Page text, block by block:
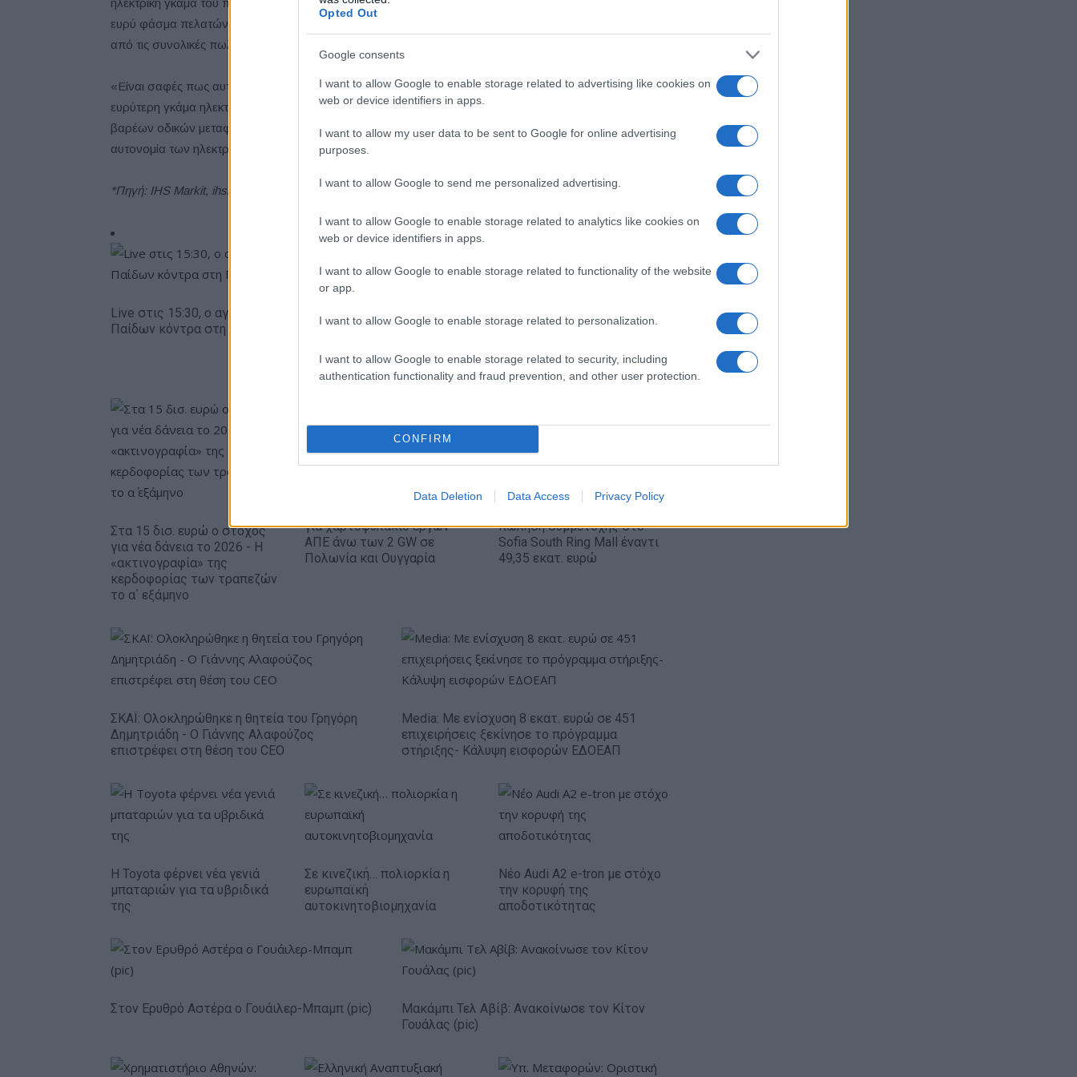
Opted Out
Google consents
I want to allow Google to enable storage related to advertising like cookies on
web or device identifiers in apps.
I want to allow my user data to be sent to Google for online advertising
purposes.
I want to allow Google to send me personalized advertising.
I want to allow Google to enable storage related to analytics like cookies on
web or device identifiers in apps.
I want to allow Google to enable storage related to functionality of the website
or app.
I want to allow Google to enable storage related to personalization.
I want to allow Google to enable storage related to security, including
authentication functionality and fraud prevention, and other user protection.
CONFIRM
Data Deletion Data Access Privacy Policy
ηλεκτρική γκάμα του παγκόσμιου κλάδου φορτηγών. Η εταιρεία έχει παραδώσει ηλεκτρικά οχήματα σε
ευρύ φάσμα πελατών στην Ευρώπη, τη Βόρεια Αμερική και την Αυστραλία. Στόχος της είναι οι μισές
από τις συνολικές πωλήσεις φορτηγών της να είναι ηλεκτρικά μέχρι το 2030.
«Είναι σαφές πως αυτοί οι αριθμοί δείχνουν ότι κάναμε πολύ καλή αρχή στις πωλήσεις. Με την
ευρύτερη γκάμα ηλεκτρικών φορτηγών, θα καταστεί δυνατή η ηλεκτροκίνηση σχεδόν των μισών
βαρέων οδικών μεταφορών. Αυτό το ποσοστό θα αυξηθεί ακόμα περισσότερο όσο θα αυξάνεται η
αυτονομία των ηλεκτρικών φορτηγών και η υποδομή φόρτισής τους», δήλωσε ο Roger Alm.
*Πηγή: IHS Markit, ihsmarkit.com. Ευρώπη, εκτός ΗΒ
Live στις 15:30, ο αγώνας της Εθνικής
Παίδων κόντρα στη Γεωργία
Ντουμπάι»
Στα 15 δισ. ευρώ ο στόχος
για νέα δάνεια το 2026 - Η
«ακτινογραφία» της
κερδοφορίας των τραπεζών
το α΄ εξάμηνο
για χαρτοφυλάκιο έργων
ΑΠΕ άνω των 2 GW σε
Πολωνία και Ουγγαρία
πώληση συμμετοχής στο
Sofia South Ring Mall έναντι
49,35 εκατ. ευρώ
ΣΚΑΪ: Ολοκληρώθηκε η θητεία του Γρηγόρη
Δημητριάδη - Ο Γιάννης Αλαφούζος
επιστρέφει στη θέση του CEO
Media: Με ενίσχυση 8 εκατ. ευρώ σε 451
επιχειρήσεις ξεκίνησε το πρόγραμμα
στήριξης- Κάλυψη εισφορών ΕΔΟΕΑΠ
Η Toyota φέρνει νέα γενιά
μπαταριών για τα υβριδικά
της
Σε κινεζική… πολιορκία η
ευρωπαϊκή
αυτοκινητοβιομηχανία
Νέο Audi A2 e-tron με στόχο
την κορυφή της
αποδοτικότητας
Στον Ερυθρό Αστέρα ο Γουάιλερ-Μπαμπ (pic)
Μακάμπι Τελ Αβίβ: Ανακοίνωσε τον Κίτον
Γουάλας (pic)